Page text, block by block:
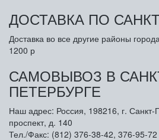
ДОСТАВКА ПО
Доставка во все другие районы
1200 р
САМОВЫВОЗ В
ПЕТЕРБУРГЕ
Наш адрес: Россия, 198216, г. Санкт-
проспект, д. 140
Тел./Факс: (812) 376-38-42, 376-95-72